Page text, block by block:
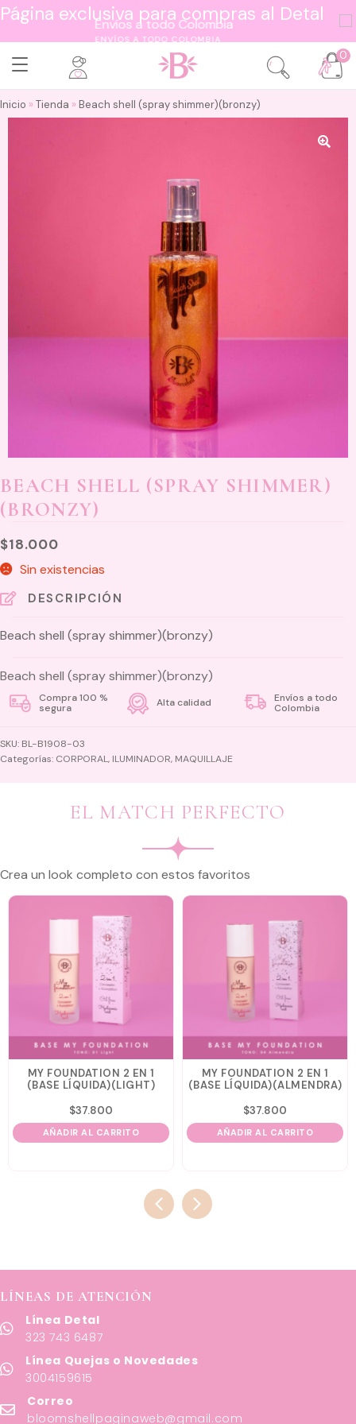
Página exclusiva para compras al Detal
ENVÍOS A TODO COLOMBIA
0
Inicio » Tienda » Beach shell (spray shimmer)(bronzy)
BEACH SHELL (SPRAY SHIMMER)
(BRONZY)
$18.000
Sin existencias
DESCRIPCIÓN
Beach shell (spray shimmer)(bronzy)
Beach shell (spray shimmer)(bronzy)
Compra 100 %
segura
Alta calidad
Envíos a todo
Colombia
SKU: BL-B1908-03
Categorías: CORPORAL, ILUMINADOR, MAQUILLAJE
EL MATCH PERFECTO
Crea un look completo con estos favoritos
MY FOUNDATION 2 EN 1
(BASE LÍQUIDA)(LIGHT)
$37.800
AÑADIR AL CARRITO
MY FOUNDATION 2 EN 1
(BASE LÍQUIDA)(ALMENDRA)
$37.800
AÑADIR AL CARRITO
LÍNEAS DE ATENCIÓN
Línea Detal
323 743 6487
Línea Quejas o Novedades
3004159615
Correo
bloomshellpaginaweb@gmail.com